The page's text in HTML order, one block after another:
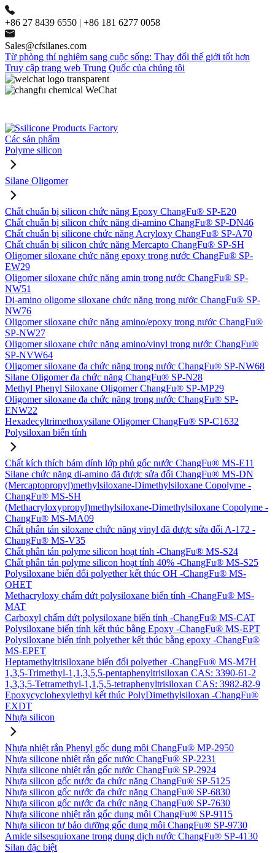
+86 27 8439 6550 | +86 181 6277 0058
Sales@cfsilanes.com
Từ phòng thí nghiệm sang cuộc sống: Thay đổi thế giới tốt hơn
Truy cập trang web Trung Quốc của chúng tôi
Các sản phẩm
Polyme silicon
Silane Oligomer
Chất chuẩn bị silicon chức năng Epoxy ChangFu® SP-E20
Chất chuẩn bị silicon chức năng di-amino ChangFu® SP-DN46
Chất chuẩn bị silicone chức năng Acryloxy ChangFu® SP-A70
Chất chuẩn bị silicon chức năng Mercapto ChangFu® SP-SH
Oligomer siloxane chức năng epoxy trong nước ChangFu® SP-
EW29
Oligomer siloxane chức năng amin trong nước ChangFu® SP-
NW51
Di-amino oligome siloxane chức năng trong nước ChangFu® SP-
NW76
Oligomer siloxane chức năng amino/epoxy trong nước ChangFu®
SP-NW27
Oligomer siloxane chức năng amino/vinyl trong nước ChangFu®
SP-NVW64
Oligomer siloxane đa chức năng trong nước ChangFu® SP-NW68
Silane Oligomer đa chức năng ChangFu® SP-N28
Methyl Phenyl Siloxane Oligomer ChangFu® SP-MP29
Oligomer siloxane đa chức năng trong nước ChangFu® SP-
ENW22
Hexadecyltrimethoxysilane Oligomer ChangFu® SP-C1632
Polysiloxan biến tính
Chất kích thích bám dính lớp phủ gốc nước ChangFu® MS-E11
Silane chức năng di-amino đã được sửa đổi ChangFu® MS-DN
(Mercaptopropyl)methylsiloxane-Dimethylsiloxane Copolyme -
ChangFu® MS-SH
(Methacryloxypropyl)methylsiloxane-Dimethylsiloxane Copolyme -
ChangFu® MS-MA09
Chất phân tán siloxane chức năng vinyl đã được sửa đổi A-172 -
ChangFu® MS-V35
Chất phân tán polyme silicon hoạt tính -ChangFu® MS-S24
Chất phân tán polyme silicon hoạt tính 40% -ChangFu® MS-S25
Polysiloxane biến đổi polyether kết thúc OH -ChangFu® MS-
OHET
Methacryloxy chấm dứt polysiloxane biến tính -ChangFu® MS-
MAT
Carboxyl chấm dứt polysiloxane biến tính -ChangFu® MS-CAT
Polysiloxane biến tính kết thúc bằng Epoxy -ChangFu® MS-EPT
Polysiloxane biến tính polyether kết thúc bằng epoxy -ChangFu®
MS-EPET
Heptamethyltrisiloxane biến đổi polyether -ChangFu® MS-M7H
1,3,5-Trimethyl-1,1,3,5,5-pentaphenyltrisiloxan CAS: 3390-61-2
1,3,3,5-Tetramethyl-1,1,5,5-tetraphenyltrisiloxan CAS: 3982-82-9
Epoxycyclohexylethyl kết thúc PolyDimethylsiloxan -ChangFu®
EXDT
Nhựa silicon
Nhựa nhiệt rắn Phenyl gốc dung môi ChangFu® MP-2950
Nhựa silicone nhiệt rắn gốc nước ChangFu® SP-2231
Nhựa silicone nhiệt rắn gốc nước ChangFu® SP-2924
Nhựa silicon gốc nước đa chức năng ChangFu® SP-5125
Nhựa silicon gốc nước đa chức năng ChangFu® SP-6830
Nhựa silicon gốc nước đa chức năng ChangFu® SP-7630
Nhựa silicone nhiệt rắn gốc dung môi ChangFu® SP-9115
Nhựa silicon tự bảo dưỡng gốc dung môi ChangFu® SP-9730
Amide silsesquioxane trong dung dịch nước ChangFu® SP-4130
Silan đặc biệt